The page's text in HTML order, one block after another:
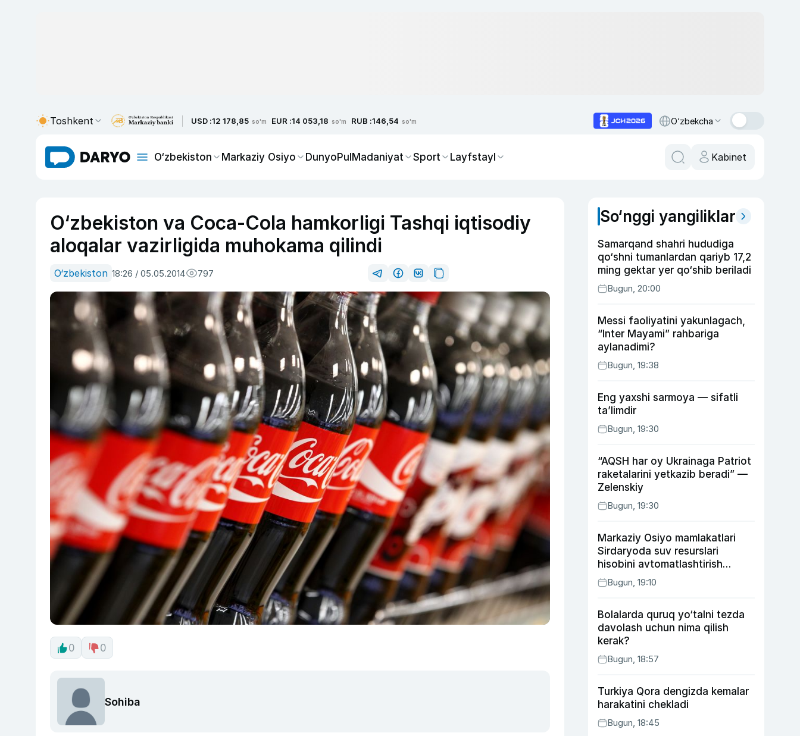
Toshkent USD :12 178,85 so'm EUR :14 053,18 so'm RUB :146,54 so'm O‘zbekcha
O‘zbekiston Markaziy Osiyo DunyoPulMadaniyat Sport Layfstayl Kabinet
O‘zbekiston va Coca-Cola hamkorligi Tashqi iqtisodiy
aloqalar vazirligida muhokama qilindi
O‘zbekiston 18:26 / 05.05.2014 797
0 0
Sohiba
So‘nggi yangiliklar
Samarqand shahri hududiga
qo‘shni tumanlardan qariyb 17,2
ming gektar yer qo‘shib beriladi
Bugun, 20:00
Messi faoliyatini yakunlagach,
“Inter Mayami” rahbariga
aylanadimi?
Bugun, 19:38
Eng yaxshi sarmoya — sifatli
ta’limdir
Bugun, 19:30
“AQSH har oy Ukrainaga Patriot
raketalarini yetkazib beradi” —
Zelenskiy
Bugun, 19:30
Markaziy Osiyo mamlakatlari
Sirdaryoda suv resurslari
hisobini avtomatlashtirish
rejasini ishlab chiqishni
ma’qulladi
Bugun, 19:10
Bolalarda quruq yo‘talni tezda
davolash uchun nima qilish
kerak?
Bugun, 18:57
Turkiya Qora dengizda kemalar
harakatini chekladi
Bugun, 18:45